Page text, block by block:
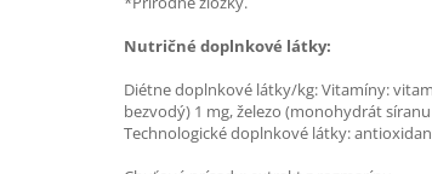
Nutričné doplnkové látky:
Diétne doplnkové látky/kg: Vitamíny:
bezvodý) 1 mg, železo (monohydrát
Technologické doplnkové látky: